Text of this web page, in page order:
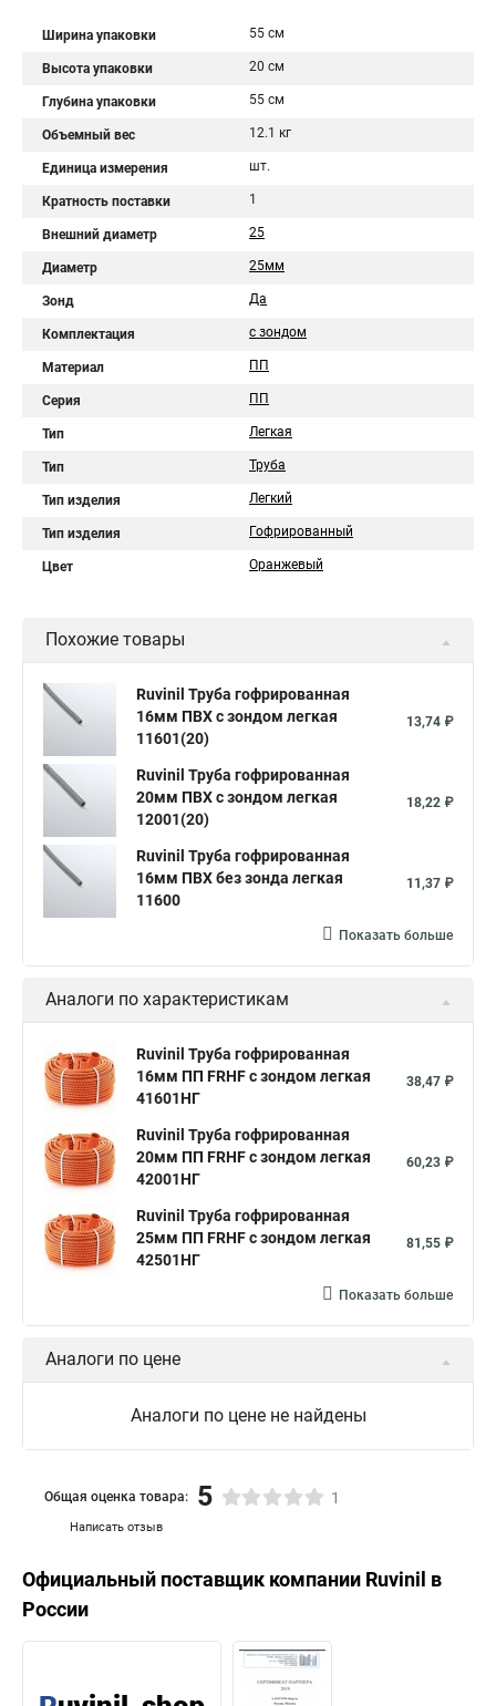
Ширина упаковки 55 см
Высота упаковки 20 см
Глубина упаковки 55 см
Объемный вес 12.1 кг
Единица измерения шт.
Кратность поставки 1
Внешний диаметр 25
Диаметр 25мм
Зонд Да
Комплектация с зондом
Материал ПП
Серия ПП
Тип Легкая
Тип Труба
Тип изделия Легкий
Тип изделия Гофрированный
Цвет Оранжевый
Похожие товары
Ruvinil Труба гофрированная
16мм ПВХ с зондом легкая
11601(20)
13,74 ₽
Ruvinil Труба гофрированная
20мм ПВХ с зондом легкая
12001(20)
18,22 ₽
Ruvinil Труба гофрированная
16мм ПВХ без зонда легкая
11600
11,37 ₽
Показать больше
Аналоги по характеристикам
Ruvinil Труба гофрированная
16мм ПП FRHF с зондом легкая
41601НГ
38,47 ₽
Ruvinil Труба гофрированная
20мм ПП FRHF с зондом легкая
42001НГ
60,23 ₽
Ruvinil Труба гофрированная
25мм ПП FRHF с зондом легкая
42501НГ
81,55 ₽
Показать больше
Аналоги по цене
Аналоги по цене не найдены
Написать отзыв
Общая оценка товара: 5 1
Официальный поставщик компании Ruvinil в
России